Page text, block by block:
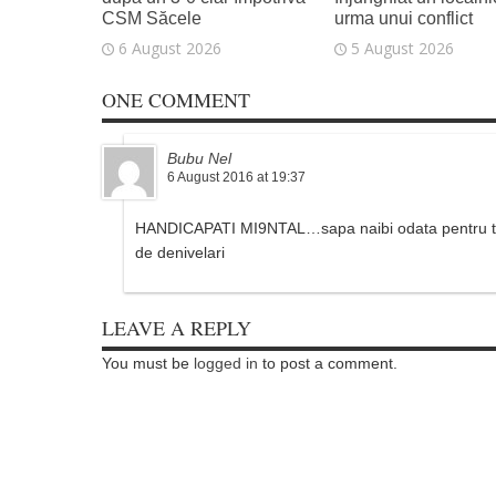
CSM Săcele
6 August 2026
urma unui conflict
5 August 2026
ONE COMMENT
Bubu Nel
6 August 2016 at 19:37
HANDICAPATI MI9NTAL…sapa naibi odata
de denivelari
LEAVE A REPLY
You must be logged in to post a comment.